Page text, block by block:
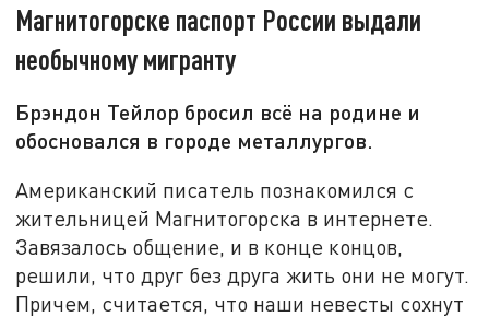
Магнитогорске паспорт России выдали
необычному мигранту
Брэндон Тейлор бросил всё на родине и
обосновался в городе металлургов.
Американский писатель познакомился с
жительницей Магнитогорска в интернете.
Завязалось общение, и в конце концов,
решили, что друг без друга жить они не могут.
Причем, считается, что наши невесты сохнут